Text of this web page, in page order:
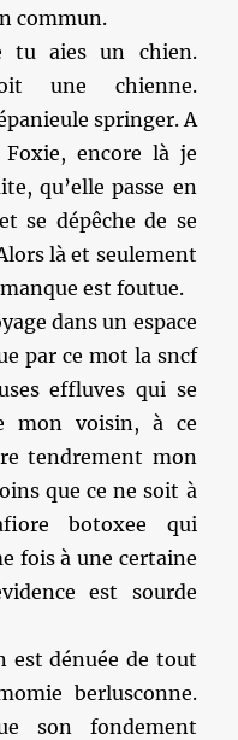
commun.
tu aies un chien.
une chienne.
springer. A
Foxie, encore là je
qu’elle passe en
se dépêche de se
là et seulement
est foutue.
dans un espace
par ce mot la sncf
effluves qui se
mon voisin, à ce
tendrement mon
que ce ne soit à
botoxee qui
fois à une certaine
est sourde
est dénuée de tout
berlusconne.
son fondement